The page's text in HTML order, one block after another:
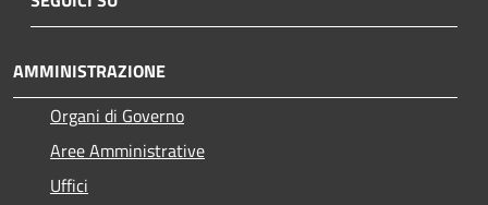
AMMINISTRAZIONE
Organi di Governo
Aree Amministrative
Uffici